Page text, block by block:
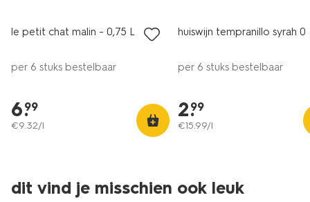
8
le petit chat malin - 0,75 L
per 6 stuks bestelbaar
6.
99
€9.32/l
huiswijn tempranillo syrah
per 6 stuks bestelbaar
2.
99
€15.99/l
dit vind je misschien ook leuk
6=5
alleen online
6=5
alleen online